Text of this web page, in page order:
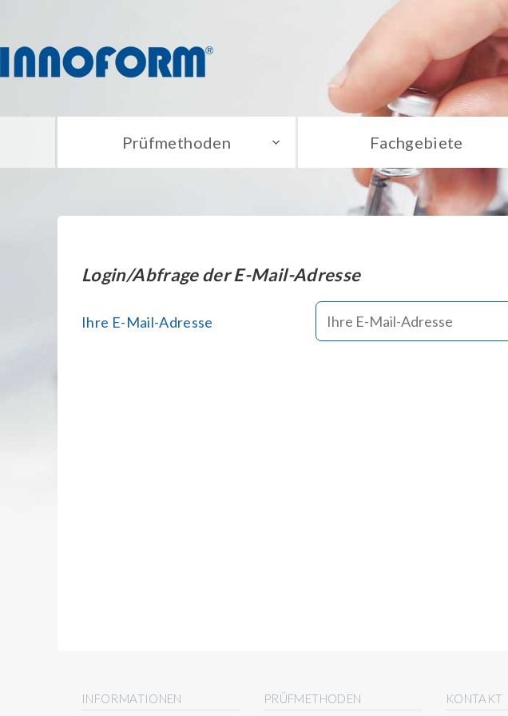
Prüfmethoden Fachgebiete
Login/Abfrage der E-Mail-Adresse
Ihre E-Mail-Adresse
INFORMATIONEN PRÜFMETHODEN KONTAKT